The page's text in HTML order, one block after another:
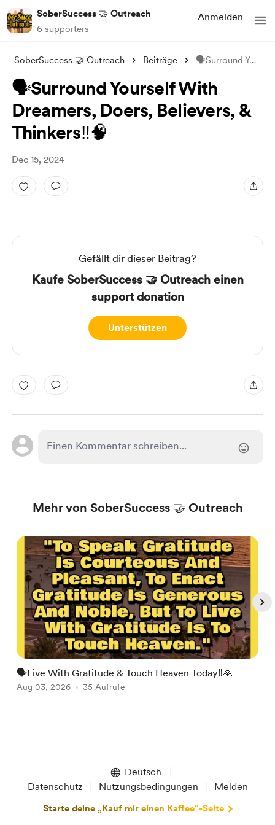
SoberSuccess 🤝 Outreach
6 supporters
Anmelden
SoberSuccess 🤝 Outreach Beiträge 🗣Surround Yourself With Dreamers, Doers
🗣Surround Yourself With
Dreamers, Doers, Believers, &
Thinkers‼️🧠
Dec 15, 2024
Gefällt dir dieser Beitrag?
Kaufe SoberSuccess 🤝 Outreach einen
support donation
Unterstützen
Mehr von SoberSuccess 🤝 Outreach
🗣Live With Gratitude & Touch Heaven Today‼️🙏
Aug 03, 2026 35 Aufrufe
Deutsch
Datenschutz
Nutzungsbedingungen Melden
Starte deine „Kauf mir einen Kaffee“-Seite